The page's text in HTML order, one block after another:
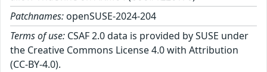
Patchnames: openSUSE-2024-204
Terms of use: CSAF 2.0 data is provided by SUSE under
the Creative Commons License 4.0 with Attribution
(CC-BY-4.0).